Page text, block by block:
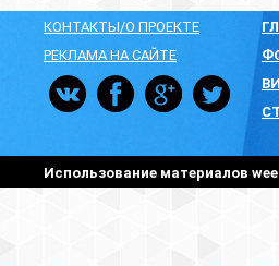
КОНТАКТЫ/О ПРОЕКТЕ
РЕКЛАМА НА САЙТЕ
Использование материалов